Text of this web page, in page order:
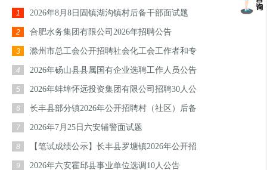
1 2026年8月8日固镇湖沟镇村后备干部面试题
2 合肥水务集团有限公司2026年招聘公告
3 滁州市总工会公开招聘社会化工会工作者和专
4 2026年砀山县县属国有企业选聘工作人员公告
5 2026年蚌埠怀远投资集团有限公司招聘30人公
6 长丰县部分镇2026年公开招聘村（社区）后备
7 2026年7月25日六安辅警面试题
8 【笔试成绩公示】长丰县罗塘镇2026年公开招
9 2026年六安霍邱县事业单位选调10人公告